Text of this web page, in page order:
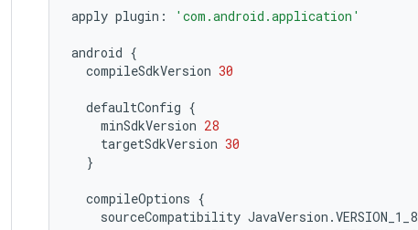
apply plugin : 'com.android.application'
android {
compileSdkVersion 30
defaultConfig {
minSdkVersion 28
targetSdkVersion 30
}
compileOptions {
sourceCompatibility JavaVersion .VERSION_1_8